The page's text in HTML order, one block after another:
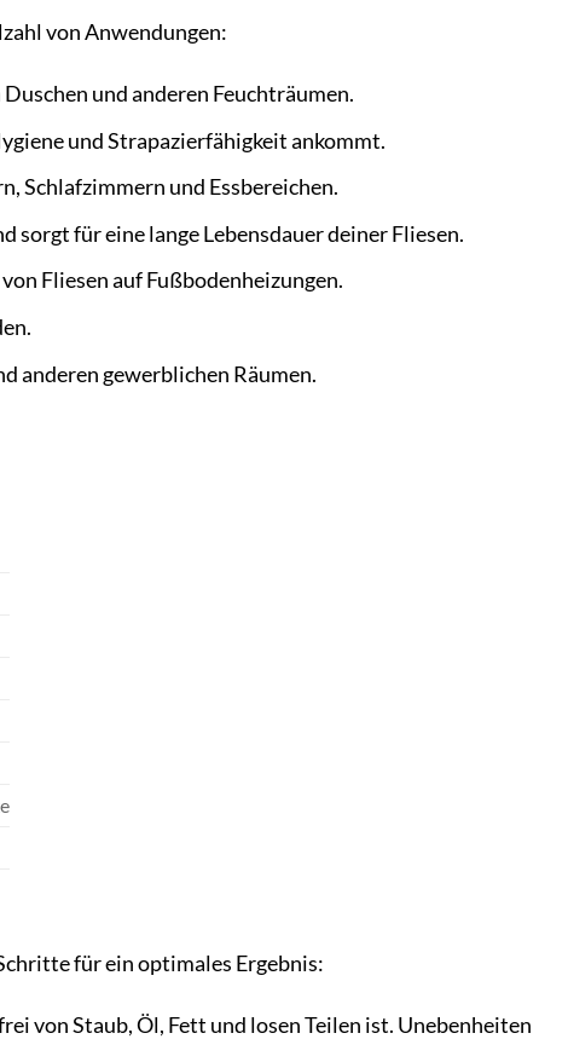
von Anwendungen:
und anderen Feuchträumen.
und Strapazierfähigkeit ankommt.
Schlafzimmern und Essbereichen.
für eine lange Lebensdauer deiner Fliesen.
Fliesen auf Fußbodenheizungen.
anderen gewerblichen Räumen.
für ein optimales Ergebnis:
von Staub, Öl, Fett und losen Teilen ist. Unebenheiten